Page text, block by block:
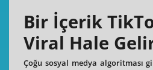
Bir İçerik
Viral Hale
Çoğu sosyal medya algoritması